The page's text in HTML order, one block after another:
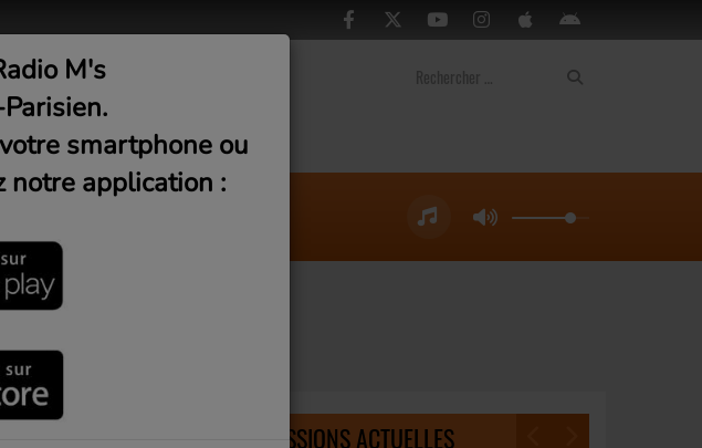
Médias
NOS ÉMISSIONS ACTUELLES
M's
smartphone ou
notre application :